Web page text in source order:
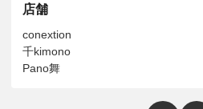
店舗
conextion
千kimono
Pano舞